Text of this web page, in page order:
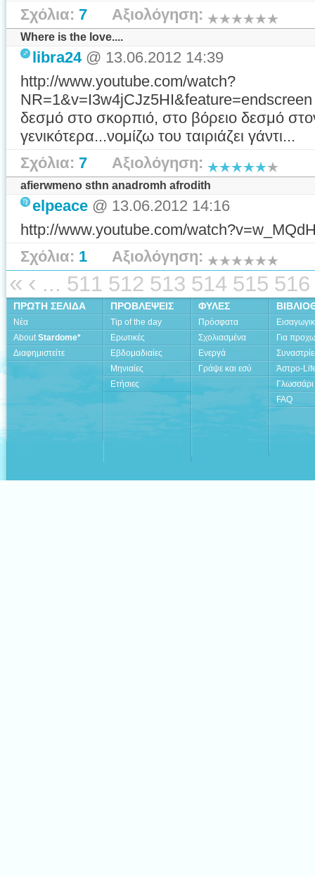
Σχόλια: 7 Αξιολόγηση:
Where is the love....
libra24@ 13.06.2012 14:39
http://www.youtube.com/watch?
NR=1&v=I3w4jCJz5HI&feature=endscreen
δεσμό στο σκορπιό, στο βόρειο δεσμό
γενικότερα...νομίζω του ταιριάζει γάντι...
Σχόλια: 7 Αξιολόγηση:
afierwmeno sthn anadromh afrodith
elpeace @ 13.06.2012 14:16
http://www.youtube.com/
Σχόλια: 1 Αξιολόγηση:
« ‹ ... 511 512 513 514 515 516
ΠΡΩΤΗ ΣΕΛΙΔΑ
Νέα
AboutStardome*
Διαφημιστείτε
ΠΡΟΒΛΕΨΕΙΣ
Tip of the day
Ερωτικές
Εβδομαδιαίες
Μηνιαίες
Ετήσιες
ΦΥΛΕΣ
Πρόσφατα
Σχολιασμένα
Ενεργά
Γράψε και εσύ
Για
Άστρο-
Γλωσσάρι
FAQ